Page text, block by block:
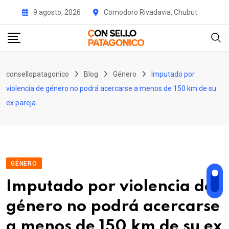
content
9 agosto, 2026 Comodoro Rivadavia, Chubut
consellopatagonico Blog Género
Imputado por
violencia de género no podrá acercarse a menos de 150 km de su
ex pareja
GÉNERO
Imputado por violencia de
género no podrá acercarse